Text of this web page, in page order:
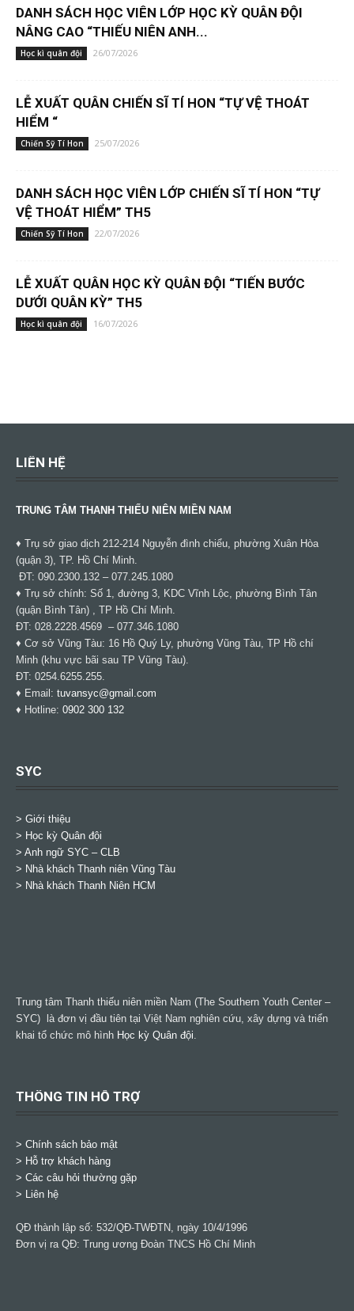
DANH SÁCH HỌC VIÊN LỚP HỌC KỲ QUÂN ĐỘI
NÂNG CAO “THIẾU NIÊN ANH...
Học kì quân đội 26/07/2026
LỄ XUẤT QUÂN CHIẾN SĨ TÍ HON “TỰ VỆ THOÁT
HIỂM “
Chiến Sỹ Tí Hon 25/07/2026
DANH SÁCH HỌC VIÊN LỚP CHIẾN SĨ TÍ HON “TỰ
VỆ THOÁT HIỂM” TH5
Chiến Sỹ Tí Hon 22/07/2026
LỄ XUẤT QUÂN HỌC KỲ QUÂN ĐỘI “TIẾN BƯỚC
DƯỚI QUÂN KỲ” TH5
Học kì quân đội 16/07/2026
LIÊN HỆ
TRUNG TÂM THANH THIẾU NIÊN MIỀN NAM
♦ Trụ sở giao dịch 212-214 Nguyễn đình chiểu, phường Xuân Hòa
(quận 3), TP. Hồ Chí Minh.
ĐT: 090.2300.132 – 077.245.1080
♦ Trụ sở chính: Số 1, đường 3, KDC Vĩnh Lộc, phường Bình Tân
(quận Bình Tân) , TP Hồ Chí Minh.
ĐT: 028.2228.4569 – 077.346.1080
♦ Cơ sở Vũng Tàu: 16 Hồ Quý Ly, phường Vũng Tàu, TP Hồ chí
Minh (khu vực bãi sau TP Vũng Tàu).
ĐT: 0254.6255.255.
♦ Email: tuvansyc@gmail.com
♦ Hotline: 0902 300 132
SYC
> Giới thiệu
> Học kỳ Quân đội
> Anh ngữ SYC – CLB
> Nhà khách Thanh niên Vũng Tàu
> Nhà khách Thanh Niên HCM
Trung tâm Thanh thiếu niên miền Nam (The Southern Youth Center –
SYC) là đơn vị đầu tiên tại Việt Nam nghiên cứu, xây dựng và triển
khai tổ chức mô hình Học kỳ Quân đội.
THÔNG TIN HỖ TRỢ
> Chính sách bảo mật
> Hỗ trợ khách hàng
> Các câu hỏi thường gặp
> Liên hệ
QĐ thành lập số: 532/QĐ-TWĐTN, ngày 10/4/1996
Đơn vị ra QĐ: Trung ương Đoàn TNCS Hồ Chí Minh